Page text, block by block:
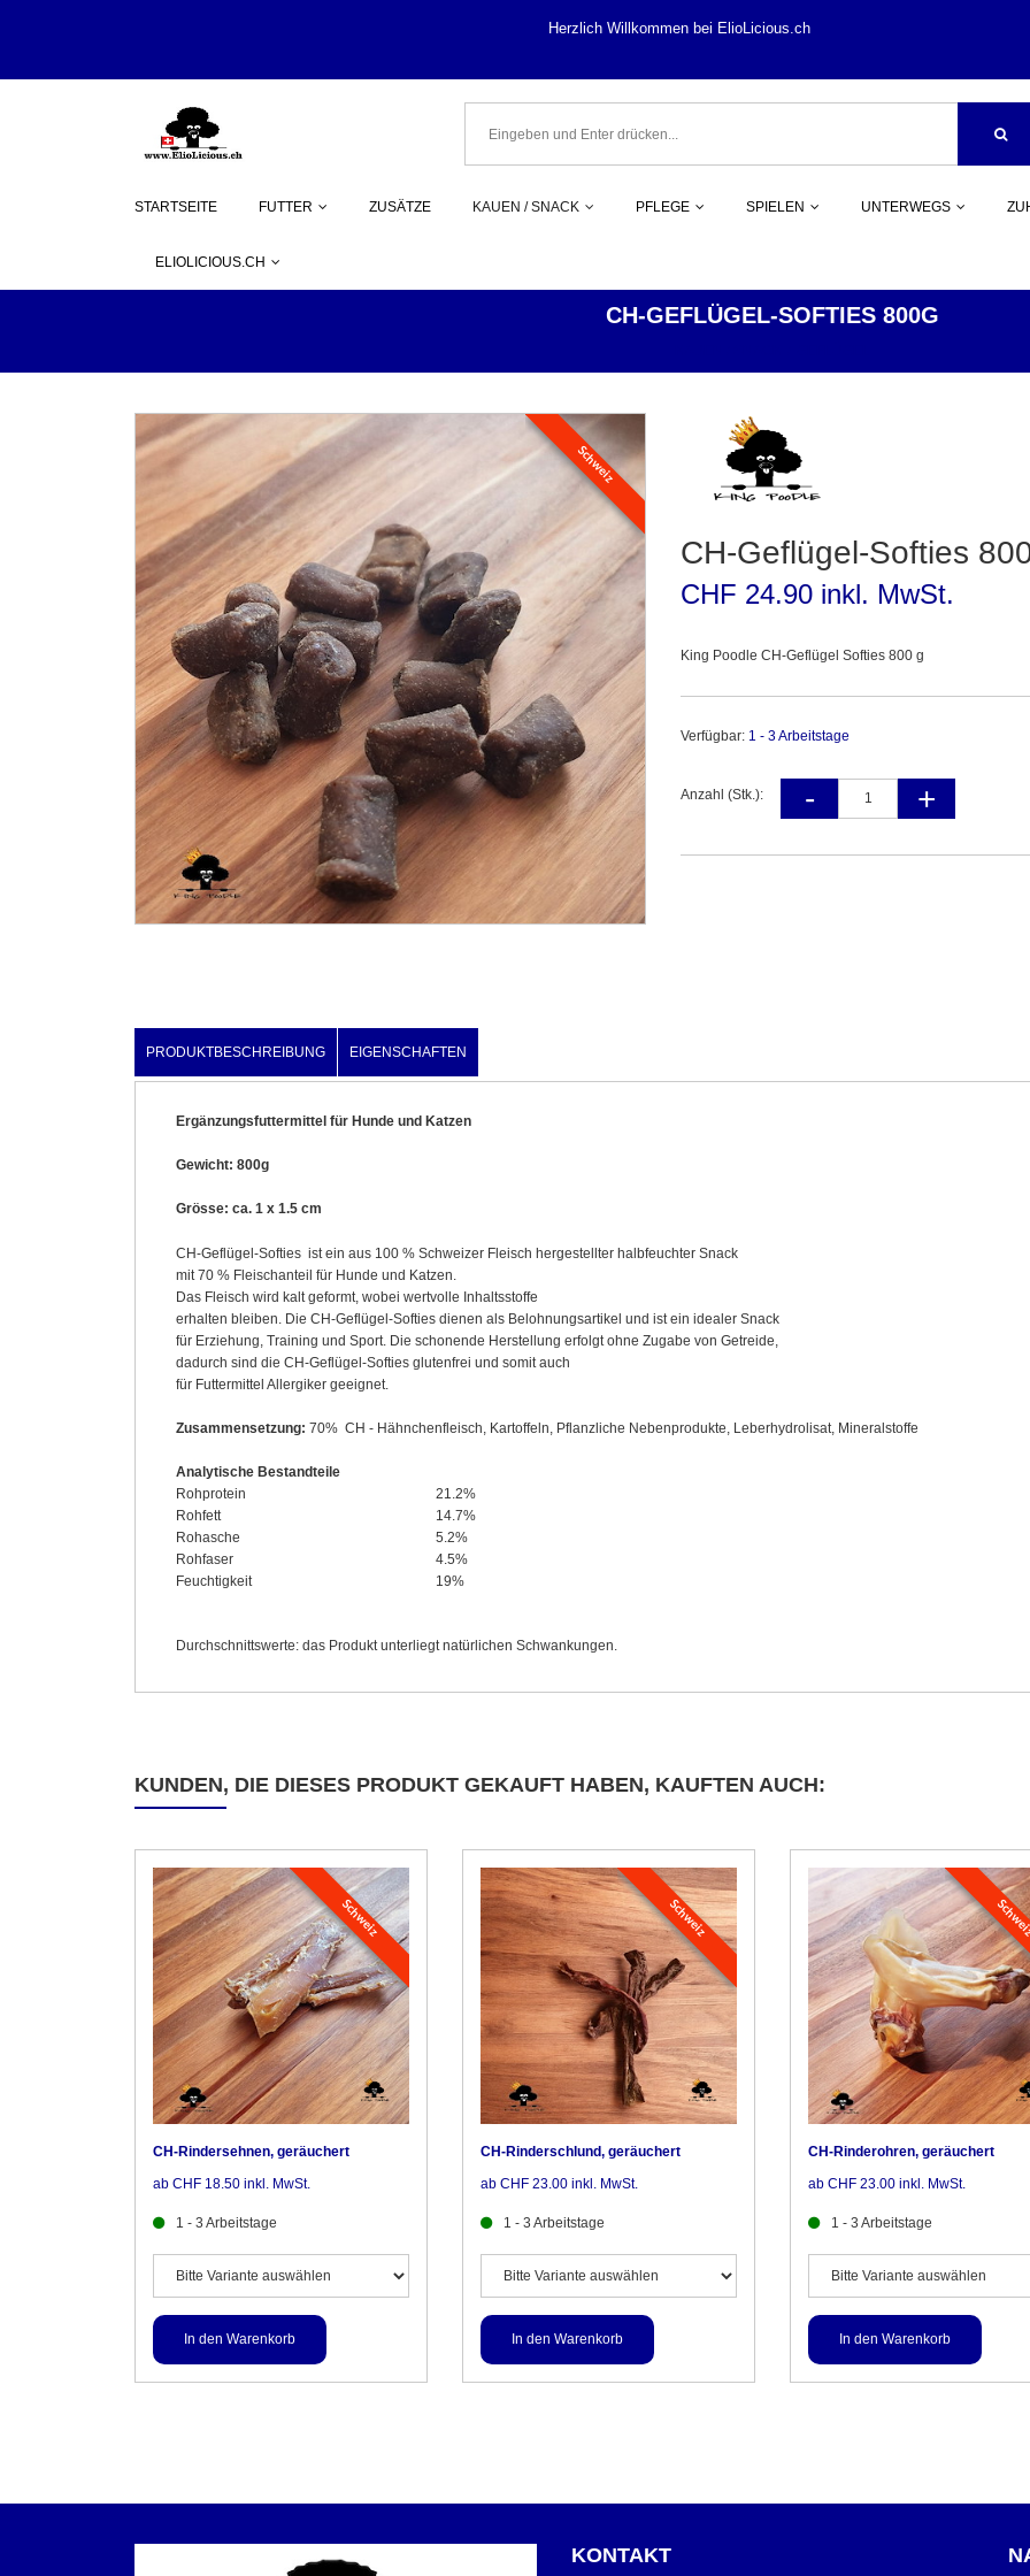
Herzlich Willkommen bei
STARTSEITE FUTTER ZUSÄTZE KAUEN / SNACK PFLEGE SPIELEN UNTERWEGS
ELIOLICIOUS.CH
CH-GEFLÜGEL-SOFTIES 800G
Schweiz
CH-Geflügel-Softies
CHF 24.90 inkl. MwSt.
King Poodle CH-Geflügel Softies 800 g
Verfügbar: 1 - 3 Arbeitstage
Anzahl (Stk.):
PRODUKTBESCHREIBUNG EIGENSCHAFTEN
Ergänzungsfuttermittel für Hunde und Katzen
Gewicht: 800g
Grösse: ca. 1 x 1.5 cm
CH-Geflügel-Softies ist ein aus 100 % Schweizer Fleisch hergestellter halbfeuchter Snack
mit 70 % Fleischanteil für Hunde und Katzen.
Das Fleisch wird kalt geformt, wobei wertvolle Inhaltsstoffe
erhalten bleiben. Die CH-Geflügel-Softies dienen als Belohnungsartikel und ist ein idealer Snack
für Erziehung, Training und Sport. Die schonende Herstellung erfolgt ohne Zugabe von Getreide,
dadurch sind die CH-Geflügel-Softies glutenfrei und somit auch
für Futtermittel Allergiker geeignet.
Zusammensetzung: 70% CH - Hähnchenfleisch, Kartoffeln, Pflanzliche Nebenprodukte, Leberhydrolisat, Mineralstoffe
Analytische Bestandteile
Rohprotein
21.2%
Rohfett
14.7%
Rohasche
5.2%
Rohfaser
4.5%
Feuchtigkeit
19%
Durchschnittswerte: das Produkt unterliegt natürlichen Schwankungen.
KUNDEN, DIE DIESES PRODUKT GEKAUFT HABEN, KAUFTEN AUCH:
Schweiz
CH-Rindersehnen, geräuchert
ab CHF 18.50 inkl. MwSt.
1 - 3 Arbeitstage
Schweiz
CH-Rinderschlund, geräuchert
ab CHF 23.00 inkl. MwSt.
1 - 3 Arbeitstage
CH-Rinderohren, geräuchert
ab CHF 23.00 inkl. MwSt.
1 - 3 Arbeitstage
KONTAKT